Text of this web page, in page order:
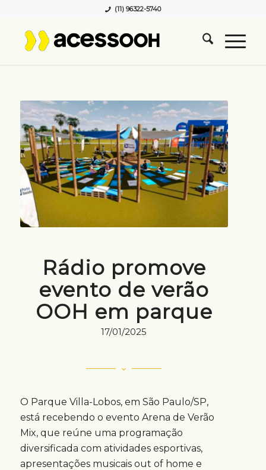
(11) 96322-5740
Rádio promove
evento de verão
OOH em parque
17/01/2025
O Parque Villa-Lobos, em São Paulo/SP,
está recebendo o evento Arena de Verão
Mix, que reúne uma programação
diversificada com atividades esportivas,
apresentações musicais out of home e